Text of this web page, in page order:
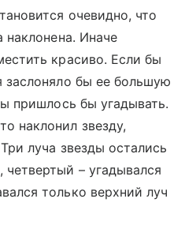
очевидно, что
наклонена. Иначе
красиво. Если бы
заслоняло бы ее большую
пришлось бы угадывать.
наклонил звезду,
луча звезды остались
– угадывался
только верхний луч